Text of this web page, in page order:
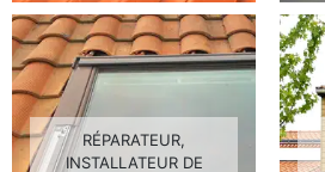
RÉPARATEUR,
INSTALLATEUR DE